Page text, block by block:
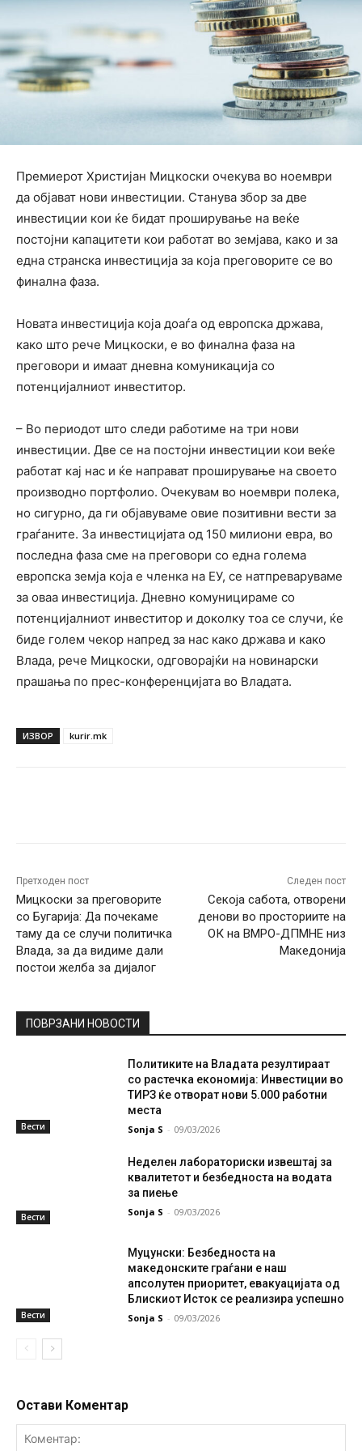
Премиерот Христијан Мицкоски очекува во ноември
да објават нови инвестиции. Станува збор за две
инвестиции кои ќе бидат проширување на веќе
постојни капацитети кои работат во земјава, како и за
една странска инвестиција за која преговорите се во
финална фаза.
Новата инвестиција која доаѓа од европска држава,
како што рече Мицкоски, е во финална фаза на
преговори и имаат дневна комуникација со
потенцијалниот инвеститор.
– Во периодот што следи работиме на три нови
инвестиции. Две се на постојни инвестиции кои веќе
работат кај нас и ќе направат проширување на своето
производно портфолио. Очекувам во ноември полека,
но сигурно, да ги објавуваме овие позитивни вести за
граѓаните. За инвестицијата од 150 милиони евра, во
последна фаза сме на преговори со една голема
европска земја која е членка на ЕУ, се натпреваруваме
за оваа инвестиција. Дневно комуницираме со
потенцијалниот инвеститор и доколку тоа се случи, ќе
биде голем чекор напред за нас како држава и како
Влада, рече Мицкоски, одговорајќи на новинарски
прашања по прес-конференцијата во Владата.
ИЗВОР kurir.mk
Претходен пост
Мицкоски за преговорите
со Бугарија: Да почекаме
таму да се случи политичка
Влада, за да видиме дали
постои желба за дијалог
Следен пост
Секоја сабота, отворени
денови во просториите на
ОК на ВМРО-ДПМНЕ низ
Македонија
ПОВРЗАНИ НОВОСТИ
Вести
Политиките на Владата резултираат
со растечка економија: Инвестиции во
ТИРЗ ќе отворат нови 5.000 работни
места
Sonja S - 09/03/2026
Вести
Неделен лабораториски извештај за
квалитетот и безбедноста на водата
за пиење
Sonja S - 09/03/2026
Вести
Муцунски: Безбедноста на
македонските граѓани е наш
апсолутен приоритет, евакуацијата од
Блискиот Исток се реализира успешно
Sonja S - 09/03/2026
Остави Коментар